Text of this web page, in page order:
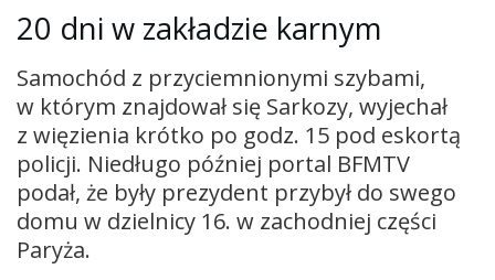
20 dni w zakładzie karnym
Samochód z przyciemnionymi szybami,
w którym znajdował się Sarkozy, wyjechał
z więzienia krótko po godz. 15 pod eskortą
policji. Niedługo później portal BFMTV
podał, że były prezydent przybył do swego
domu w dzielnicy 16. w zachodniej części
Paryża.